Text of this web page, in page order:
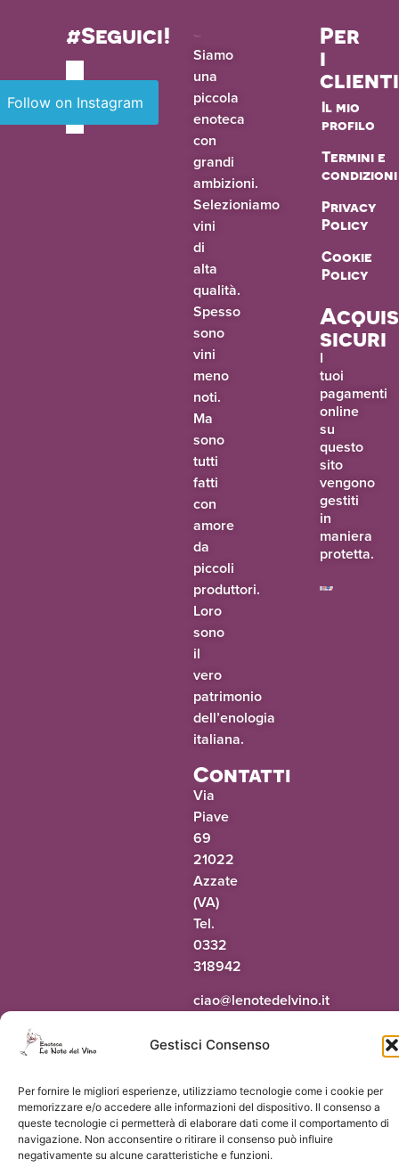
Gestisci Consenso
Per fornire le migliori esperienze, utilizziamo tecnologie come i cookie per
memorizzare e/o accedere alle informazioni del dispositivo. Il consenso a
queste tecnologie ci permetterà di elaborare dati come il comportamento di
navigazione. Non acconsentire o ritirare il consenso può influire
negativamente su alcune caratteristiche e funzioni.
Siamo
una
piccola
enoteca
con
grandi
ambizioni.
Selezioniamo
vini
di
alta
qualità.
Spesso
sono
vini
meno
noti.
Ma
sono
tutti
fatti
con
amore
da
piccoli
produttori.
Loro
sono
il
vero
patrimonio
dell’enologia
italiana.
Contatti
Via
Piave
69
21022
Azzate
(VA)
Tel.
0332
318942
ti.onivledetonel
@oaic
Per
i
clienti
Il mio
profilo
Termini e
condizioni
Privacy
Policy
Cookie
Policy
sicuri
I
tuoi
pagamenti
online
su
questo
sito
vengono
gestiti
in
maniera
protetta.
#Seguici!
Follow on Instagram
© 2026 Le Note del Vino di Paolo Terrapieno | P.Iva 03551160124 |Vorresti
un sito come questo?